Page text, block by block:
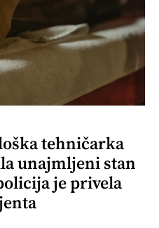
tehničarka
unajmljeni stan
je privela